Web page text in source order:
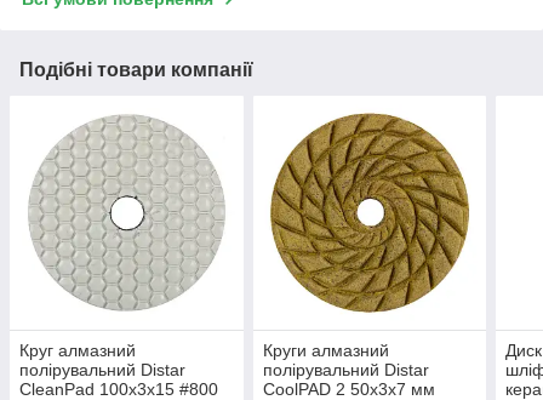
Подібні товари компанії
Круг алмазний
полірувальний Distar
CleanPad 100x3x15 #800
Круги алмазний
полірувальний Distar
CoolPAD 2 50x3x7 мм